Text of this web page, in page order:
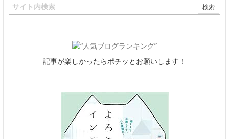
記事が楽しかったらポチッとお願いします！